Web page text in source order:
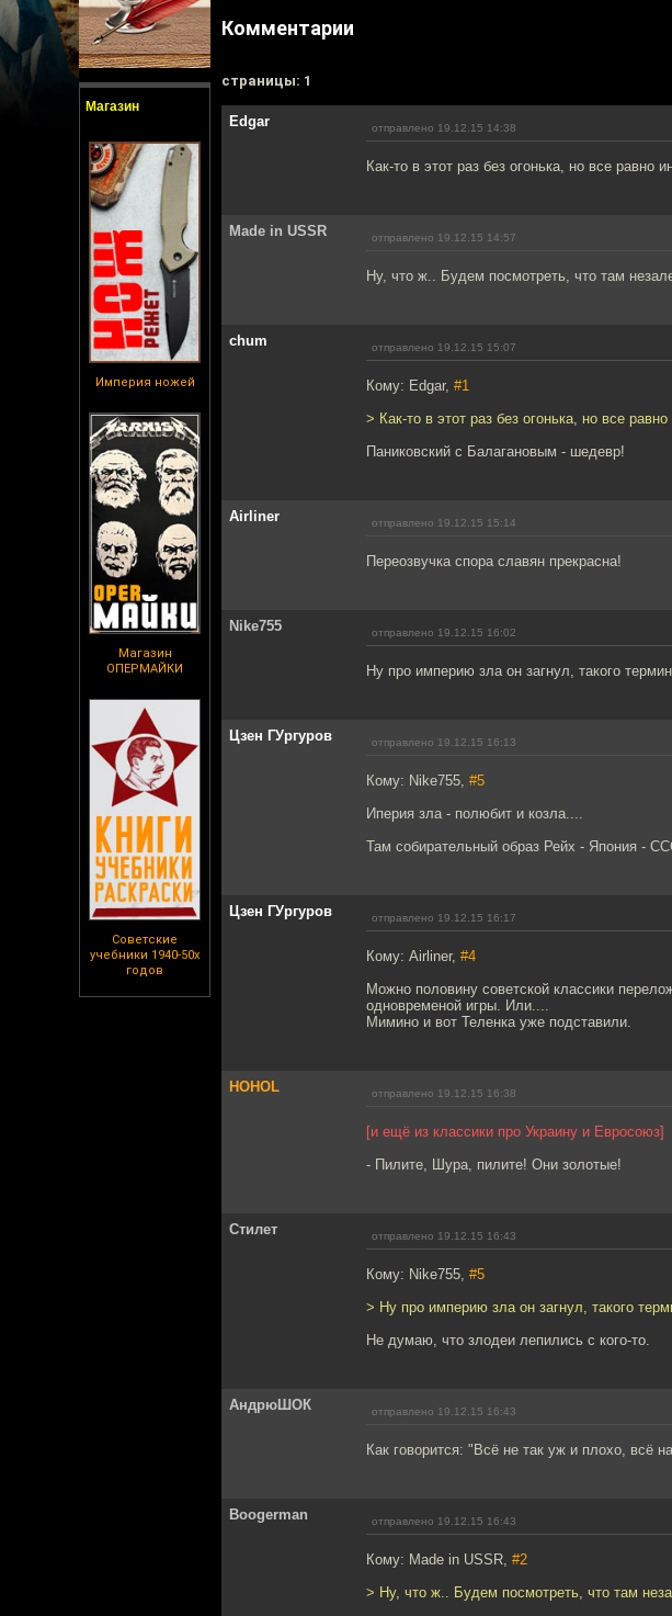
Магазин
Империя ножей
Магазин
ОПЕРМАЙКИ
Советские
учебники 1940-50х
годов
Комментарии
cтраницы: 1
Edgar отправлено 19.12.15 14:38
Как-то в этот раз без огонька, но все равно
Made in USSR отправлено 19.12.15 14:57
Ну, что ж.. Будем посмотреть, что там
chum отправлено 19.12.15 15:07
Кому: Edgar, #1
> Как-то в этот раз без огонька, но все равно
Паниковский с Балагановым - шедевр!
Airliner отправлено 19.12.15 15:14
Переозвучка спора славян прекрасна!
Nike755 отправлено 19.12.15 16:02
Ну про империю зла он загнул, такого
Цзен ГУргуров отправлено 19.12.15 16:13
Кому: Nike755, #5
Иперия зла - полюбит и козла....
Там собирательный образ Рейх - Япония -
Цзен ГУргуров отправлено 19.12.15 16:17
Кому: Airliner, #4
Можно половину советской классики
одновременой игры. Или....
Мимино и вот Теленка уже подставили.
HOHOL отправлено 19.12.15 16:38
[и ещё из классики про Украину и Евросоюз]
- Пилите, Шура, пилите! Они золотые!
Стилет отправлено 19.12.15 16:43
Кому: Nike755, #5
> Ну про империю зла он загнул, такого
Не думаю, что злодеи лепились с кого-то.
АндрюШОК отправлено 19.12.15 16:43
Как говорится: "Всё не так уж и плохо, всё
Boogerman отправлено 19.12.15 16:43
Кому: Made in USSR, #2
> Ну, что ж.. Будем посмотреть, что там